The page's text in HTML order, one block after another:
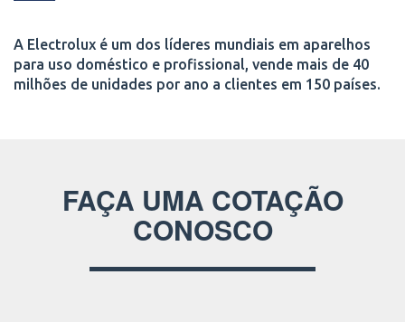
A Electrolux é um dos líderes mundiais em aparelhos
para uso doméstico e profissional, vende mais de 40
milhões de unidades por ano a clientes em 150 países.
FAÇA UMA COTAÇÃO
CONOSCO